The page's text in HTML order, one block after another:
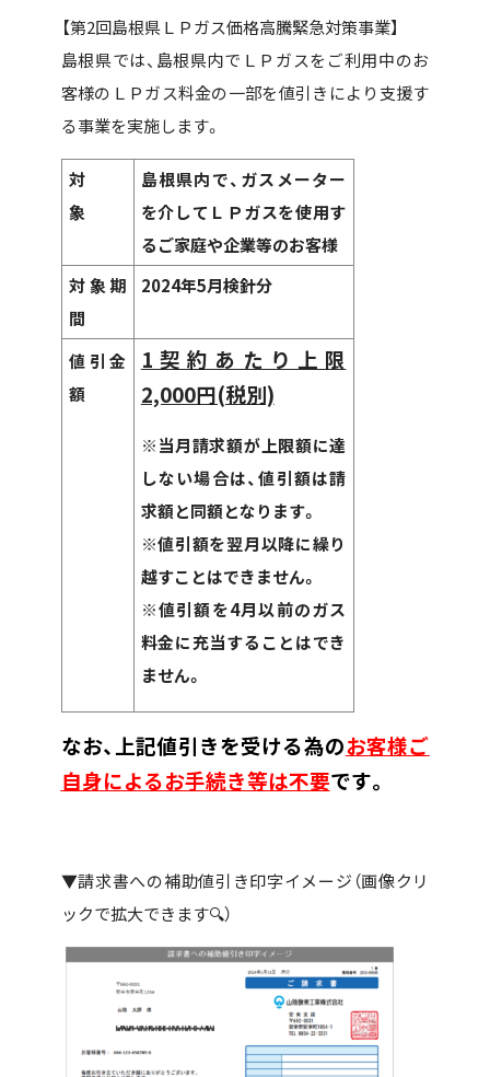
【第2回島根県ＬＰガス価格高騰緊急対策事業】
島根県では、島根県内でＬＰガスをご利用中のお
客様のＬＰガス料金の一部を値引きにより支援す
る事業を実施します。
対
象
島根県内で、ガスメーター
を介してＬＰガスを使用す
るご家庭や企業等のお客様
対象期
間
2024年5月検針分
値引金
額
1契約あたり上限
2,000円(税別)
※当月請求額が上限額に達
しない場合は、値引額は請
求額と同額となります。
※値引額を翌月以降に繰り
越すことはできません。
※値引額を4月以前のガス
料金に充当することはでき
ません。
なお、上記値引きを受ける為のお客様ご
自身によるお手続き等は不要です。
▼請求書への補助値引き印字イメージ（画像クリ
ックで拡大できます🔍）